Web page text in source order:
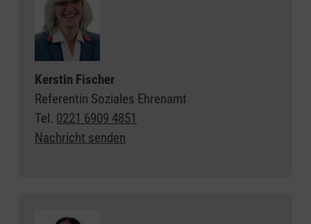
Kerstin Fischer
Referentin Soziales Ehrenamt
Tel. 0221 6909 4851
Nachricht senden